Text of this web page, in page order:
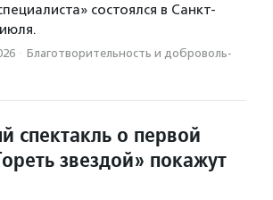
состоялся в Санкт-
· Благотвори­тель­ность и доброволь­
спектакль о первой
звездой» покажут